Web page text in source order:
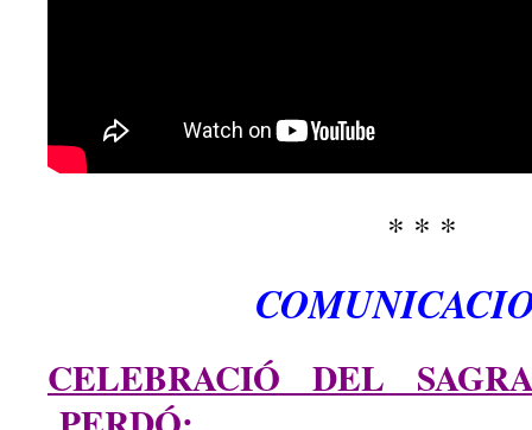
* * *
CELEBRACIÓ DEL